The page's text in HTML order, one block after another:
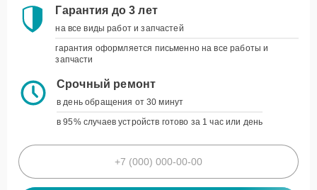
Гарантия до 3 лет
на все виды работ и запчастей
гарантия оформляется письменно на все работы и
запчасти
Срочный ремонт
в день обращения от 30 минут
в 95% случаев устройств готово за 1 час или день
вы выбираете - мы подстраиваемся
укажите дату, время и модель устройства, а
мы свяжемся для подтверждения
на все виды работ и запчастей
гарантия оформляется письменно на все работы и
запчасти
в день обращения от 30 минут
в 95% случаев устройств готово за 1 час или день